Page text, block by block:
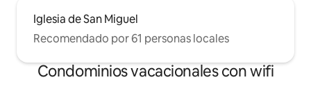
Iglesia de San Miguel
Recomendado por 61 personas locales
Condominios vacacionales con wifi